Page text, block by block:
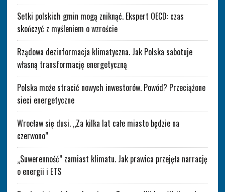
Setki polskich gmin mogą zniknąć. Ekspert OECD: czas
skończyć z myśleniem o wzroście
Rządowa dezinformacja klimatyczna. Jak Polska sabotuje
własną transformację energetyczną
Polska może stracić nowych inwestorów. Powód? Przeciążone
sieci energetyczne
Wrocław się dusi. „Za kilka lat całe miasto będzie na
czerwono”
„Suwerenność” zamiast klimatu. Jak prawica przejęła narrację
o energii i ETS